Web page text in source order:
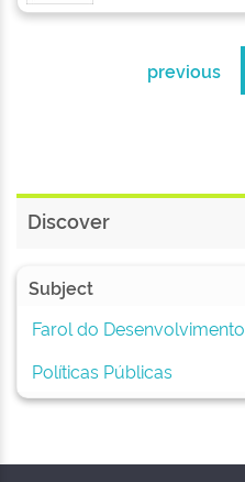
previous
Discover
Subject
Farol do Desenvolvimento
Políticas Públicas